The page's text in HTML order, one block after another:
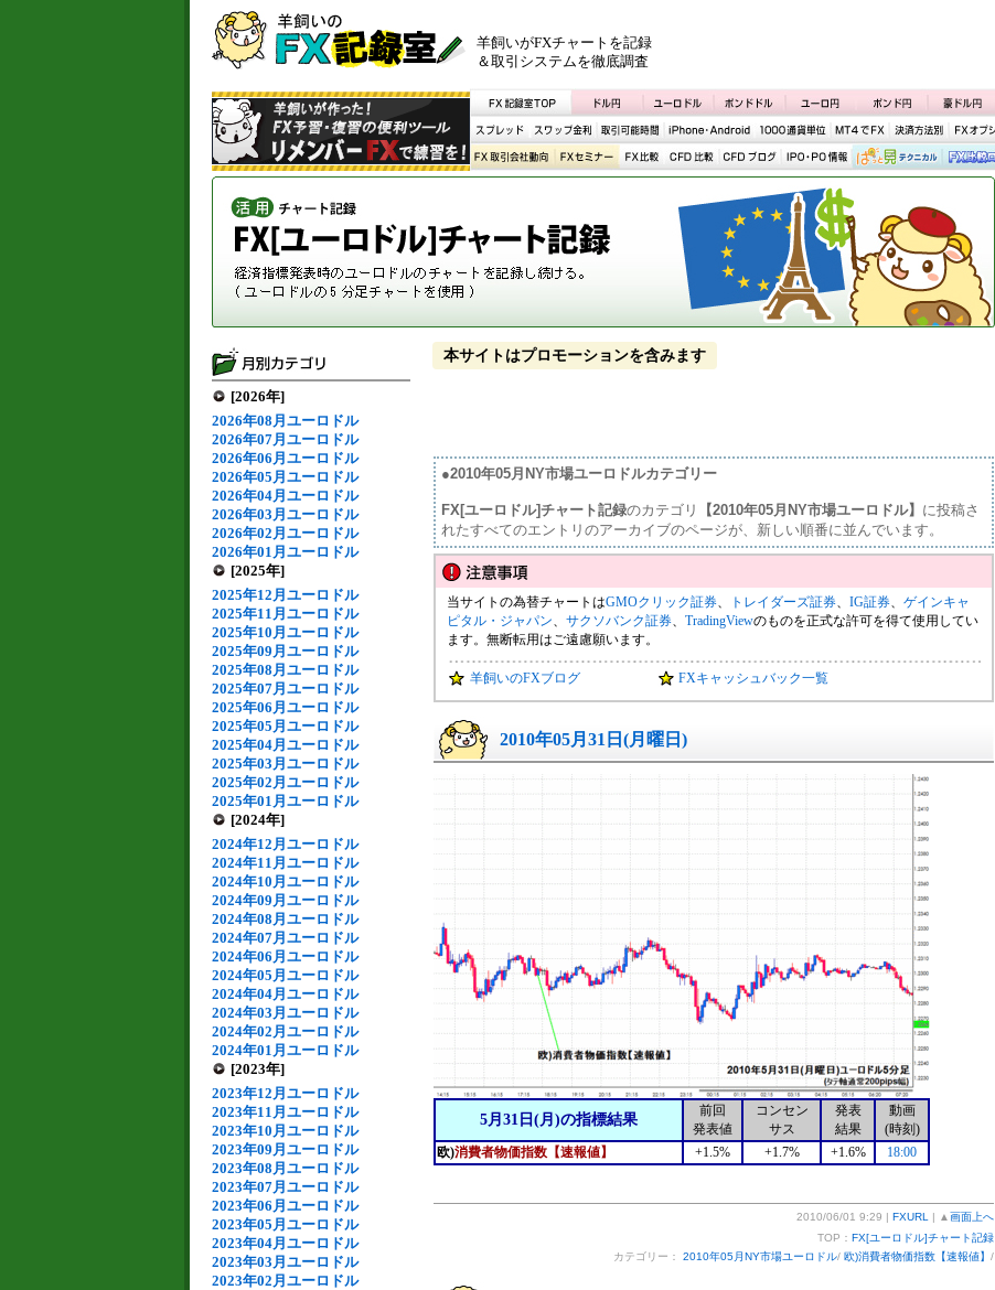
羊飼いがFXチャートを記録
＆取引システムを徹底調査
[2026年]
2026年08月ユーロドル
2026年07月ユーロドル
2026年06月ユーロドル
2026年05月ユーロドル
2026年04月ユーロドル
2026年03月ユーロドル
2026年02月ユーロドル
2026年01月ユーロドル
[2025年]
2025年12月ユーロドル
2025年11月ユーロドル
2025年10月ユーロドル
2025年09月ユーロドル
2025年08月ユーロドル
2025年07月ユーロドル
2025年06月ユーロドル
2025年05月ユーロドル
2025年04月ユーロドル
2025年03月ユーロドル
2025年02月ユーロドル
2025年01月ユーロドル
[2024年]
2024年12月ユーロドル
2024年11月ユーロドル
2024年10月ユーロドル
2024年09月ユーロドル
2024年08月ユーロドル
2024年07月ユーロドル
2024年06月ユーロドル
2024年05月ユーロドル
2024年04月ユーロドル
2024年03月ユーロドル
2024年02月ユーロドル
2024年01月ユーロドル
[2023年]
2023年12月ユーロドル
2023年11月ユーロドル
2023年10月ユーロドル
2023年09月ユーロドル
2023年08月ユーロドル
2023年07月ユーロドル
2023年06月ユーロドル
2023年05月ユーロドル
2023年04月ユーロドル
2023年03月ユーロドル
2023年02月ユーロドル
本サイトはプロモーションを含みます
●2010年05月NY市場ユーロドルカテゴリー
FX[ユーロドル]チャート記録のカテゴリ 【2010年05月NY市場ユーロドル】 に投稿さ
れたすべてのエントリのアーカイブのページが、新しい順番に並んでいます。
当サイトの為替チャートはGMOクリック証券、 トレイダーズ証券、 IG証券、 ゲインキャ
ピタル・ジャパン、 サクソバンク証券、 TradingViewのものを正式な許可を得て使用してい
ます。無断転用はご遠慮願います。
羊飼いのFXブログ FXキャッシュバック一覧
2010年05月31日(月曜日)
5月31日(月)の指標結果
前回
発表値
コンセン
サス
発表
結果
動画
(時刻)
欧)消費者物価指数【速報値】 +1.5% +1.7% +1.6% 18:00
2010/06/01 9:29 | FXURL | ▲ 画面上へ
TOP： FX[ユーロドル]チャート記録
カテゴリー： 2010年05月NY市場ユーロドル/ 欧)消費者物価指数【速報値】 /